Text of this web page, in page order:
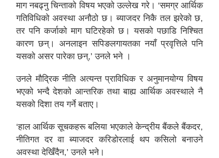
माग नबढ्नु चिन्ताको विषय भएको उल्लेख गरे। ‘समग्र आर्थिक
गतिविधिको अवस्था अनौठो छ। ब्याजदर निकै तल झरेको छ,
तर पनि कर्जाको माग घटिरहेको छ। यसको पछाडि निश्चित
कारण छन्। अनलाइन सपिङलगायतका नयाँ प्रवृत्तिले पनि
यसको असर पारेका छन्,’ उनले भने ।
उनले मौद्रिक नीति अत्यन्त प्राविधिक र अनुमानयोग्य विषय
भएको भन्दै देशको आन्तरिक तथा बाह्य आर्थिक अवस्थाले नै
यसको दिशा तय गर्ने बताए।
‘हाल आर्थिक सूचकहरू बलिया भएकाले केन्द्रीय बैंकले बैंकदर,
नीतिगत दर वा ब्याजदर करिडोरलाई थप कसिलो बनाउने
अवस्था देखिँदैन,’ उनले भने।